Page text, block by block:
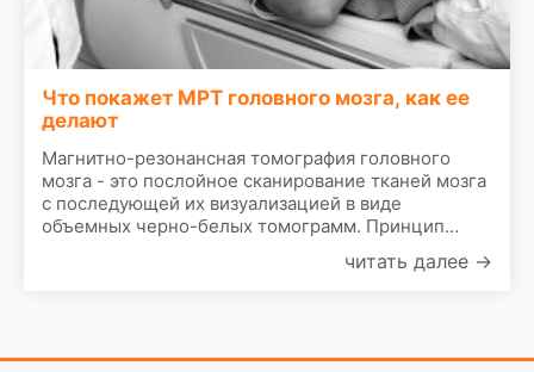
Что покажет МРТ головного мозга, как ее
делают
Магнитно-резонансная томография головного
мозга - это послойное сканирование тканей мозга
с последующей их визуализацией в виде
объемных черно-белых томограмм. Принцип
ядерного магнитного резонанса. МРТ аппарат
пациента
читать далее →